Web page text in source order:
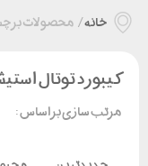
خانه/ محصولات
کیبورد توتال
مرتب سازی بر اساس :